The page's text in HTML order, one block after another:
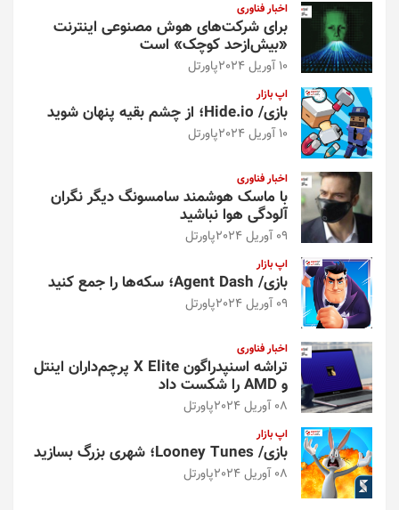
اخبار فناوری
برای شرکت‌های هوش مصنوعی اینترنت
«بیش‌از‌حد کوچک» است
10 آوریل 2024 پاورتل
اپ بازار
بازی/ Hide.io؛ از چشم بقیه پنهان شوید
10 آوریل 2024 پاورتل
اخبار فناوری
با ماسک هوشمند سامسونگ دیگر نگران
آلودگی هوا نباشید
09 آوریل 2024 پاورتل
اپ بازار
بازی/ Agent Dash؛ سکه‌ها را جمع کنید
09 آوریل 2024 پاورتل
اخبار فناوری
تراشه اسنپدراگون X Elite پرچم‌داران اینتل
و AMD را شکست داد
08 آوریل 2024 پاورتل
اپ بازار
بازی/ Looney Tunes؛ شهری بزرگ بسازید
08 آوریل 2024 پاورتل